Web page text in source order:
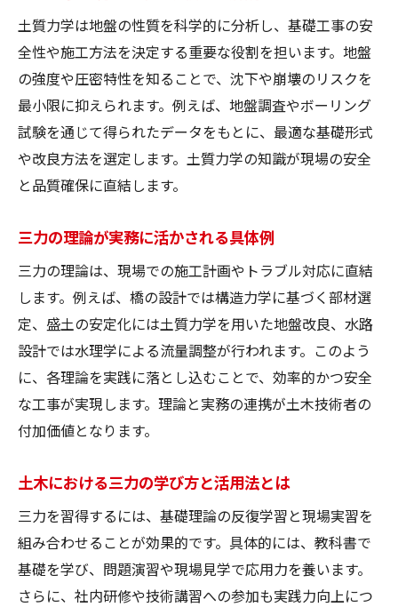
土質力学は地盤の性質を科学的に分析し、基礎工事の安
全性や施工方法を決定する重要な役割を担います。地盤
の強度や圧密特性を知ることで、沈下や崩壊のリスクを
最小限に抑えられます。例えば、地盤調査やボーリング
試験を通じて得られたデータをもとに、最適な基礎形式
や改良方法を選定します。土質力学の知識が現場の安全
と品質確保に直結します。
三力の理論が実務に活かされる具体例
三力の理論は、現場での施工計画やトラブル対応に直結
します。例えば、橋の設計では構造力学に基づく部材選
定、盛土の安定化には土質力学を用いた地盤改良、水路
設計では水理学による流量調整が行われます。このよう
に、各理論を実践に落とし込むことで、効率的かつ安全
な工事が実現します。理論と実務の連携が土木技術者の
付加価値となります。
土木における三力の学び方と活用法とは
三力を習得するには、基礎理論の反復学習と現場実習を
組み合わせることが効果的です。具体的には、教科書で
基礎を学び、問題演習や現場見学で応用力を養います。
さらに、社内研修や技術講習への参加も実践力向上につ